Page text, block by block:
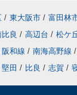
/ 東大阪市 / 富田林
比良 / 高辺台 / 松ケ
阪和線 / 南海高野線 /
堅田 / 比良 / 志賀 /